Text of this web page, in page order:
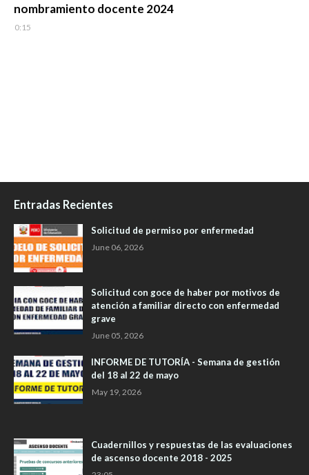
nombramiento docente 2024
0:15
Entradas Recientes
Solicitud de permiso por enfermedad
June 06, 2026
Solicitud con goce de haber por motivos de
atención a familiar directo con enfermedad
grave
June 05, 2026
INFORME DE TUTORÍA - Semana de gestión
del 18 al 22 de mayo
May 19, 2026
Cuadernillos y respuestas de las evaluaciones
de ascenso docente 2018 - 2025